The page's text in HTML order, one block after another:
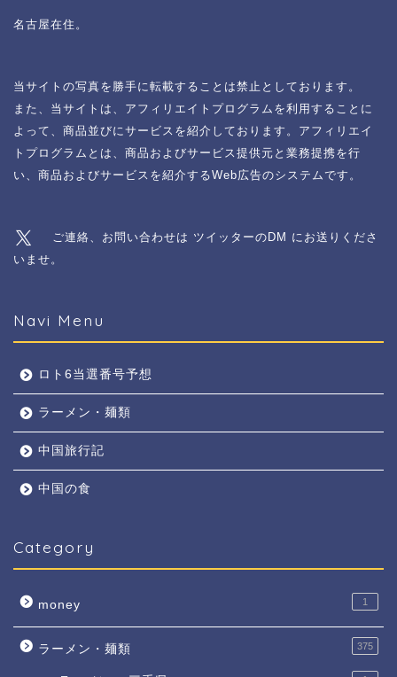
名古屋在住。
当サイトの写真を勝手に転載することは禁止としております。
また、当サイトは、アフィリエイトプログラムを利用することに
よって、商品並びにサービスを紹介しております。アフィリエイ
トプログラムとは、商品およびサービス提供元と業務提携を行
い、商品およびサービスを紹介するWeb広告のシステムです。
ご連絡、お問い合わせは ツイッターのDM にお送りくださ
いませ。
Navi Menu
ロト6当選番号予想
ラーメン・麺類
中国旅行記
中国の食
Category
money 1
ラーメン・麺類 375